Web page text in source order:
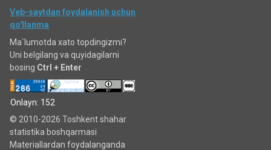
Veb-saytdan foydalanish uchun
qo'llanma
Ma`lumotda xato topdingizmi?
Uni belgilang va quyidagilarni
bosing Ctrl + Enter
Onlayn: 152
© 2010-2026 Toshkent shahar
statistika boshqarmasi
Materiallardan foydalanganda